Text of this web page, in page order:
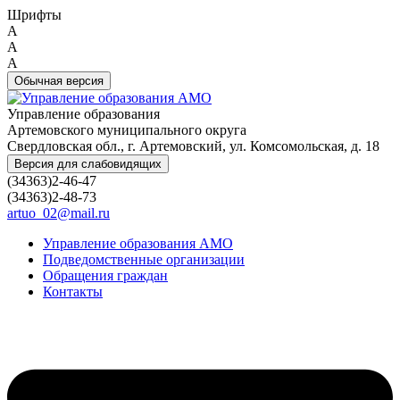
Шрифты
A
A
A
Обычная версия
Управление образования
Артемовского муниципального округа
Свердловская обл., г. Артемовский, ул. Комсомольская, д. 18
Версия для слабовидящих
(34363)2-46-47
(34363)2-48-73
artuo_02@mail.ru
Управление образования АМО
Подведомственные организации
Обращения граждан
Контакты